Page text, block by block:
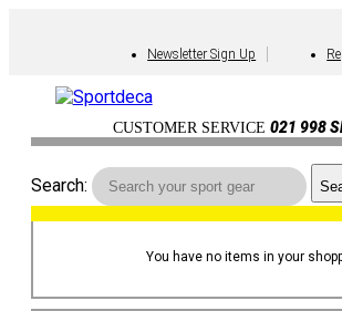
Newsletter Sign Up
CUSTOMER SERVICE 021 998
Search:
You have no items in your